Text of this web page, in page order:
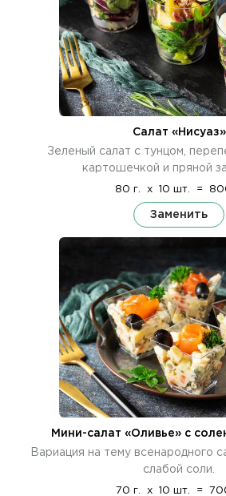
Салат «Нисуаз»
Зеленый салат с тунцом,
картошечкой и пряной
80 г. x 10 шт. =
Заменить
Мини-салат «Оливье» с
Вариация на тему всенародного
слабой соли.
70 г. x 10 шт. =